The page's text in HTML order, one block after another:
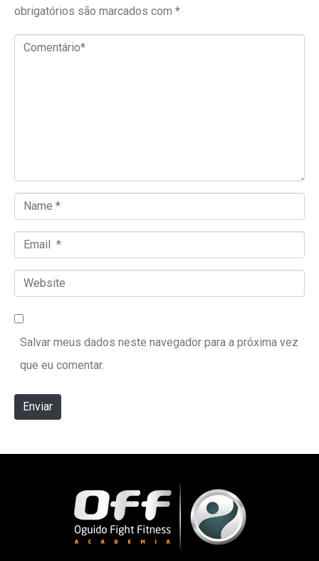
obrigatórios são marcados com *
Comentário*
Name *
Email *
Website
Salvar meus dados neste navegador para a próxima vez
que eu comentar.
Enviar